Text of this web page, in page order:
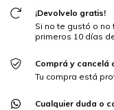
¡Devolvelo gratis!
Si no te gustó o
primeros 10 días
Comprá y cancelá
Tu compra está
Cualquier duda o